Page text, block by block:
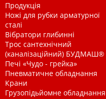
Продукція
Ножі для рубки арматурної
сталі
Вібратори глибинні
Трос сантехнічний
(каналізаційний) БУДМАШ®
Печі «Чудо - грейка»
Пневматичне обладнання
Крани
Грузопідьйомне обладнання